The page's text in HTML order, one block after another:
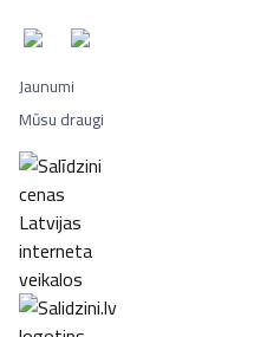
Jaunumi
Mūsu draugi